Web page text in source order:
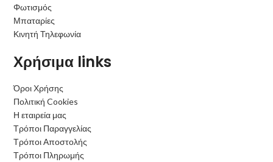
Φωτισμός
Μπαταρίες
Κινητή Τηλεφωνία
Χρήσιμα links
Όροι Χρήσης
Πολιτική Cookies
Η εταιρεία μας
Τρόποι Παραγγελίας
Τρόποι Αποστολής
Τρόποι Πληρωμής